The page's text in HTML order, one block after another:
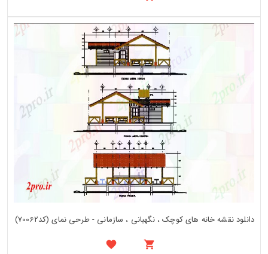
دانلود نقشه خانه های کوچک ، نگهبانی ، سازمانی - طرحی نمای (کد70062)